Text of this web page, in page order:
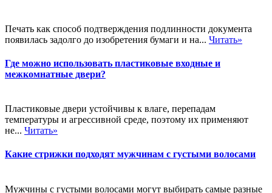
Печать как способ подтверждения подлинности документа
появилась задолго до изобретения бумаги и на... Читать»
Где можно использовать пластиковые входные и
межкомнатные двери?
Пластиковые двери устойчивы к влаге, перепадам
температуры и агрессивной среде, поэтому их применяют
не... Читать»
Какие стрижки подходят мужчинам с густыми волосами
Мужчины с густыми волосами могут выбирать самые разные